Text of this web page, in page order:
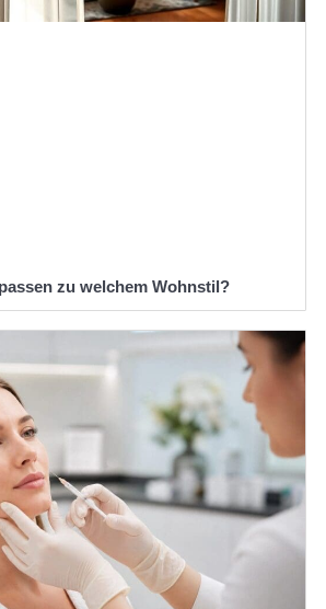
zu welchem Wohnstil?